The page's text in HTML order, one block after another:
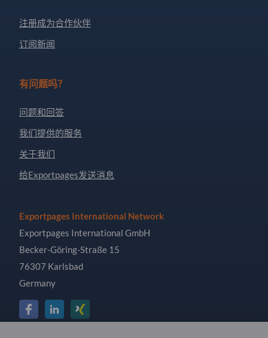
注册成为合作伙伴
订阅新闻
有问题吗？
问题和回答
我们提供的服务
关于我们
给Exportpages发送消息
Exportpages International Network
Exportpages International GmbH
Becker-Göring-Straße 15
76307 Karlsbad
Germany